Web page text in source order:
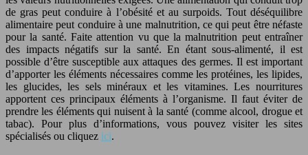
de gras peut conduire à l’obésité et au surpoids. Tout déséquilibre
alimentaire peut conduire à une malnutrition, ce qui peut être néfaste
pour la santé. Faite attention vu que la malnutrition peut entraîner
des impacts négatifs sur la santé. En étant sous-alimenté, il est
possible d’être susceptible aux attaques des germes. Il est important
d’apporter les éléments nécessaires comme les protéines, les lipides,
les glucides, les sels minéraux et les vitamines. Les nourritures
apportent ces principaux éléments à l’organisme. Il faut éviter de
prendre les éléments qui nuisent à la santé (comme alcool, drogue et
tabac). Pour plus d’informations, vous pouvez visiter les sites
spécialisés ou cliquez ici.